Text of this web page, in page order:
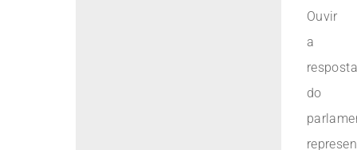
Ouvir
a
resposta
do